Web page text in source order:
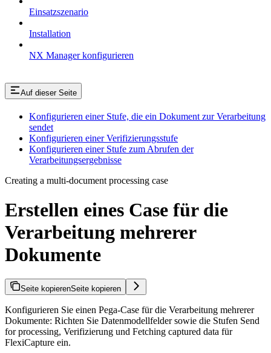
Einsatzszenario
Installation
NX Manager konfigurieren
Auf dieser Seite
Konfigurieren einer Stufe, die ein Dokument zur Verarbeitung
sendet
Konfigurieren einer Verifizierungsstufe
Konfigurieren einer Stufe zum Abrufen der
Verarbeitungsergebnisse
Creating a multi-document processing case
Erstellen eines Case für die
Verarbeitung mehrerer
Dokumente
Seite kopierenSeite kopieren
Konfigurieren Sie einen Pega-Case für die Verarbeitung mehrerer
Dokumente: Richten Sie Datenmodellfelder sowie die Stufen Send
for processing, Verifizierung und Fetching captured data für
FlexiCapture ein.